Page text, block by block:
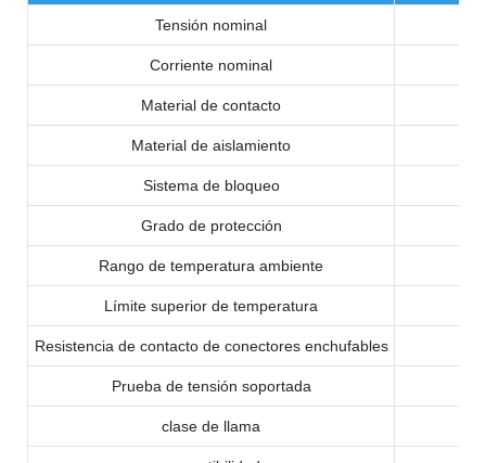
Tensión nominal
Corriente nominal
Material de contacto
Material de aislamiento
Sistema de bloqueo
Grado de protección
Rango de temperatura ambiente
Límite superior de temperatura
Resistencia de contacto de conectores enchufables
Prueba de tensión soportada
clase de llama